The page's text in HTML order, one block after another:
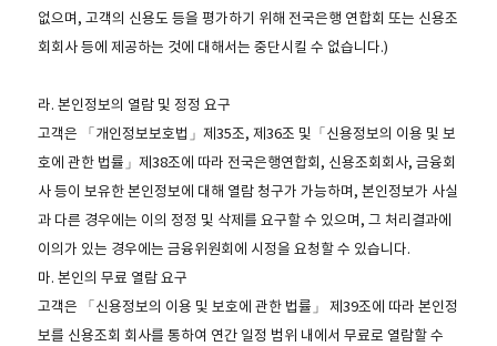
없으며, 고객의 신용도 등을 평가하기 위해 전국은행 연합회 또는 신용조
회회사 등에 제공하는 것에 대해서는 중단시킬 수 없습니다.)
라. 본인정보의 열람 및 정정 요구
고객은 「개인정보보호법」제35조, 제36조 및「신용정보의 이용 및 보
호에 관한 법률」제38조에 따라 전국은행연합회, 신용조회회사, 금융회
사 등이 보유한 본인정보에 대해 열람 청구가 가능하며, 본인정보가 사실
과 다른 경우에는 이의 정정 및 삭제를 요구할 수 있으며, 그 처리결과에
이의가 있는 경우에는 금융위원회에 시정을 요청할 수 있습니다.
마. 본인의 무료 열람 요구
고객은 「신용정보의 이용 및 보호에 관한 법률」 제39조에 따라 본인정
보를 신용조회 회사를 통하여 연간 일정 범위 내에서 무료로 열람할 수